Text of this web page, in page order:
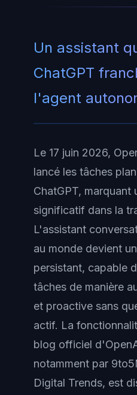
Un assistant
ChatGPT
l'agent
Le 17 juin 2026,
lancé les tâches
ChatGPT, marquant
significatif dans la
L'assistant
au monde devient
persistant, capable
tâches de manière
et proactive sans
actif. La
blog officiel
notamment par
Digital Trends, est